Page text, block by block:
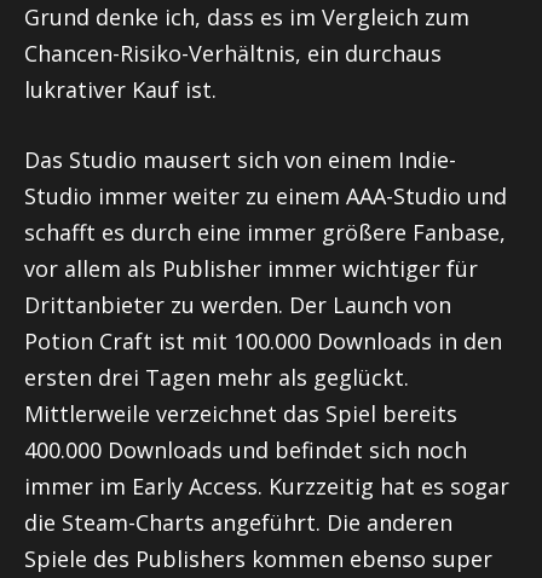
Grund denke ich, dass es im Vergleich zum
Chancen-Risiko-Verhältnis, ein durchaus
lukrativer Kauf ist.
Das Studio mausert sich von einem Indie-
Studio immer weiter zu einem AAA-Studio und
schafft es durch eine immer größere Fanbase,
vor allem als Publisher immer wichtiger für
Drittanbieter zu werden. Der Launch von
Potion Craft ist mit 100.000 Downloads in den
ersten drei Tagen mehr als geglückt.
Mittlerweile verzeichnet das Spiel bereits
400.000 Downloads und befindet sich noch
immer im Early Access. Kurzzeitig hat es sogar
die Steam-Charts angeführt. Die anderen
Spiele des Publishers kommen ebenso super